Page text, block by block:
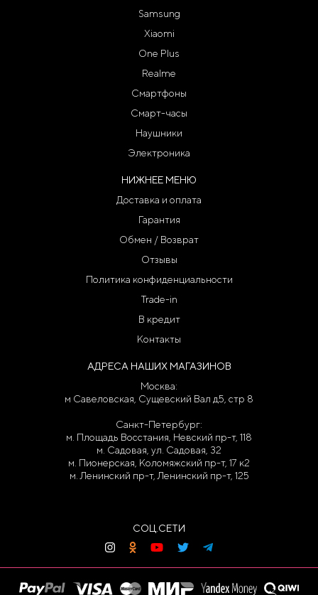
Samsung
Xiaomi
One Plus
Realme
Смартфоны
Смарт-часы
Наушники
Электроника
НИЖНЕЕ МЕНЮ
Доставка и оплата
Гарантия
Обмен / Возврат
Отзывы
Политика конфиденциальности
Trade-in
В кредит
Контакты
АДРЕСА НАШИХ МАГАЗИНОВ
Москва:
м Савеловская, Сущевский Вал д5, стр 8
Санкт-Петербург:
м. Площадь Восстания, Невский пр-т, 118
м. Садовая, ул. Садовая, 32
м. Пионерская, Коломяжский пр-т, 17 к2
м. Ленинский пр-т, Ленинский пр-т, 125
СОЦ.СЕТИ